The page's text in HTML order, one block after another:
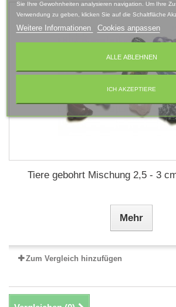
Tiere gebohrt Mischung 2,5 - 3
Mehr
Zum Vergleich hinzufügen
Sie Ihre Gewohnheiten analysieren navigation. Um Ihre
Verwendung zu geben, klicken Sie auf die Schaltfläche
Weitere Informationen Cookies anpassen
ALLE ABLEHNEN
ICH AKZEPTIERE